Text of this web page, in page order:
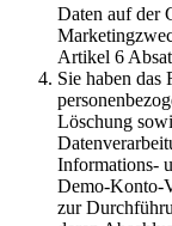
Daten auf der
Artikel 6
Sie haben das
Löschung
Informations-
Demo-Konto-
zur